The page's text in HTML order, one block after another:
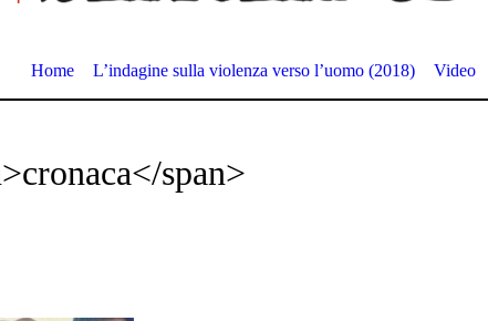
Home L’indagine sulla violenza verso l’uomo (2018) Video
span>